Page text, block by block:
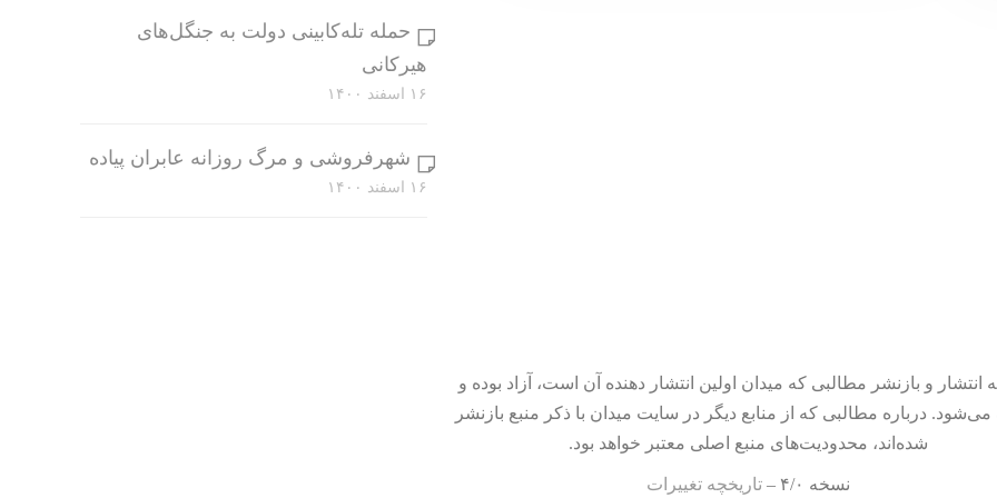
حمله تله‌کابینی دولت به جنگل‌های
هیرکانی
۱۶ اسفند ۱۴۰۰
شهرفروشی و مرگ روزانه عابران پیاده
۱۶ اسفند ۱۴۰۰
انتشار و بازنشر مطالبی که میدان اولین انتشار دهنده آن است، آزاد بوده و
درباره مطالبی که از منابع دیگر در سایت میدان با ذکر منبع بازنشر
شده‌اند، محدودیت‌های منبع اصلی معتبر خواهد بود.
نسخه ۴/۰ – تاریخچه تغییرات